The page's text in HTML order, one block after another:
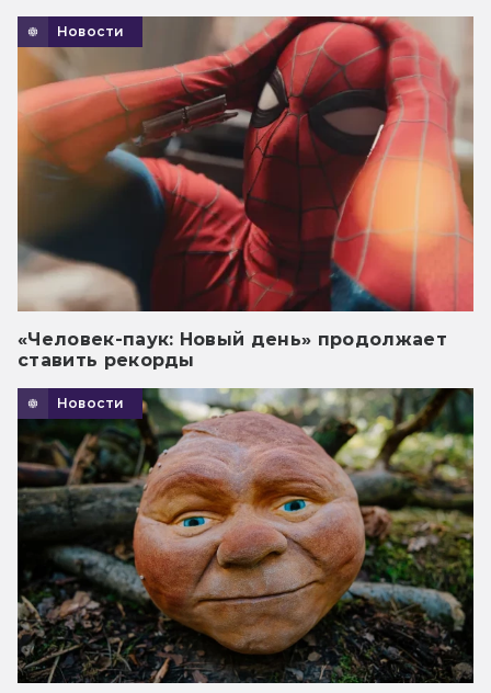
Новости
«Человек-паук: Новый день» продолжает
ставить рекорды
Новости